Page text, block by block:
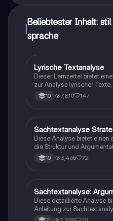
Beliebtester Inhalt:
sprache
Deutsch
Lyrische Textanalyse
Dieser Lernzettel bietet
zur Analyse lyrischer
Untersuchung von Metrum,
sprachlichen Mitteln. Er
sowie zur Interpretation von
literarischen Texten. Ideal
Prüfungen vorbereiten.
10 7,810 147
Deutsch
Sachtextanalyse
Diese Analyse bietet einen
die Struktur und
umfasst die Einleitung, den
Schluss, sowie die
Auseinandersetzung von
möchten.
10 3,465 72
Deutsch
Sachtextanalyse:
Diese detaillierte Analyse
Anleitung zur
Definition von Operatoren,